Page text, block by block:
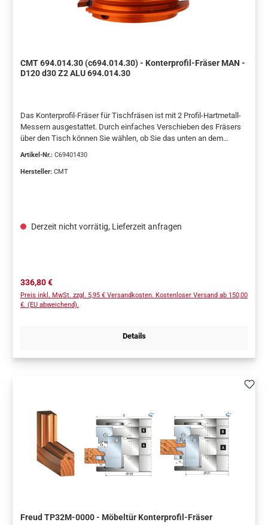
CMT 694.014.30 (c694.014.30) - Konterprofil-Fräser MAN -
D120 d30 Z2 ALU 694.014.30
Das Konterprofil-Fräser für Tischfräsen ist mit 2 Profil-Hartmetall-
Messern ausgestattet. Durch einfaches Verschieben des Fräsers
über den Tisch können Sie wählen, ob Sie das unten an dem
belegen, wo das Gegenprofil geschliffen wird. Sie können bis zu 4
EIGENSCHAFTEN:• Körper aus Aluminium, widerstandsfähig gegen
Artikel-Nr.: C69401430
Hersteller: CMT
Derzeit nicht vorrätig, Lieferzeit anfragen
Regulärer Preis:
336,80 €
Preis inkl. MwSt. zzgl. 5,95 € Versandkosten. Kostenloser Versand ab 150,00
€. (EU abweichend).
Details
Freud TP32M-0000 - Möbeltür Konterprofil-Fräser